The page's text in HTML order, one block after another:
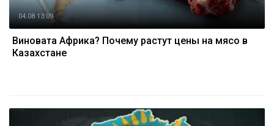
04.08 13:09
Виновата Африка? Почему растут цены на мясо в
Казахстане